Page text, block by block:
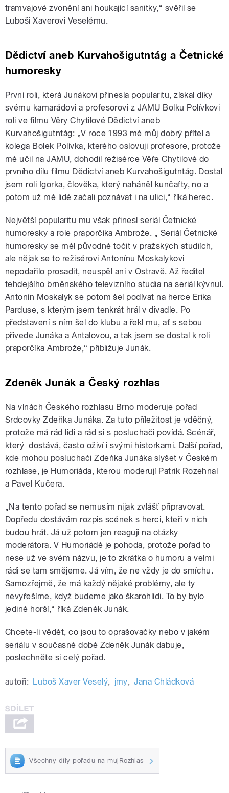
tramvajové zvonění ani houkající sanitky,“ svěřil se
Luboši Xaverovi Veselému.
Dědictví aneb Kurvahošigutntág a Četnické
humoresky
První roli, která Junákovi přinesla popularitu, získal díky
svému kamarádovi a profesorovi z JAMU Bolku Polívkovi
roli ve filmu Věry Chytilové Dědictví aneb
Kurvahošigutntág: „V roce 1993 mě můj dobrý přítel a
kolega Bolek Polívka, kterého oslovuji profesore, protože
mě učil na JAMU, dohodil režisérce Věře Chytilové do
prvního dílu filmu Dědictví aneb Kurvahošigutntág. Dostal
jsem roli Igorka, člověka, který naháněl kunčafty, no a
potom už mě lidé začali poznávat i na ulici,“ říká herec.
Největší popularitu mu však přinesl seriál Četnické
humoresky a role praporčíka Ambrože. „ Seriál Četnické
humoresky se měl původně točit v pražských studiích,
ale nějak se to režisérovi Antonínu Moskalykovi
nepodařilo prosadit, neuspěl ani v Ostravě. Až ředitel
tehdejšího brněnského televizního studia na seriál kývnul.
Antonín Moskalyk se potom šel podívat na herce Erika
Parduse, s kterým jsem tenkrát hrál v divadle. Po
představení s ním šel do klubu a řekl mu, ať s sebou
přivede Junáka a Antalovou, a tak jsem se dostal k roli
praporčíka Ambrože,“ přibližuje Junák.
Zdeněk Junák a Český rozhlas
Na vlnách Českého rozhlasu Brno moderuje pořad
Srdcovky Zdeňka Junáka. Za tuto příležitost je vděčný,
protože má rád lidi a rád si s posluchači povídá. Scénář,
který dostává, často oživí i svými historkami. Další pořad,
kde mohou posluchači Zdeňka Junáka slyšet v Českém
rozhlase, je Humoriáda, kterou moderují Patrik Rozehnal
a Pavel Kučera.
„Na tento pořad se nemusím nijak zvlášť připravovat.
Dopředu dostávám rozpis scének s herci, kteří v nich
budou hrát. Já už potom jen reaguji na otázky
moderátora. V Humoriádě je pohoda, protože pořad to
nese už ve svém názvu, je to zkrátka o humoru a velmi
rádi se tam smějeme. Já vím, že ne vždy je do smíchu.
Samozřejmě, že má každý nějaké problémy, ale ty
nevyřešíme, když budeme jako škarohlídi. To by bylo
jedině horší,“ říká Zdeněk Junák.
Chcete-li vědět, co jsou to oprašovačky nebo v jakém
seriálu v současné době Zdeněk Junák dabuje,
poslechněte si celý pořad.
autoři: Luboš Xaver Veselý, jmy, Jana Chládková
Všechny díly pořadu na mujRozhlas